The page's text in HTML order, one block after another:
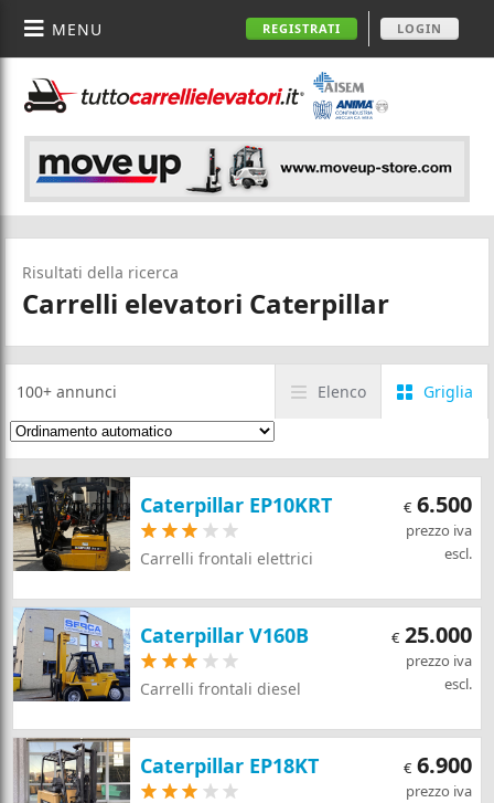
REGISTRATI LOGIN
MENU
Risultati della ricerca
Carrelli elevatori Caterpillar
100+annunci Elenco Griglia
Caterpillar EP10KRT
Carrelli frontali elettrici
€ 6.500
prezzo iva
escl.
Caterpillar V160B
Carrelli frontali diesel
€ 25.000
prezzo iva
escl.
Caterpillar EP18KT € 6.900
prezzo iva